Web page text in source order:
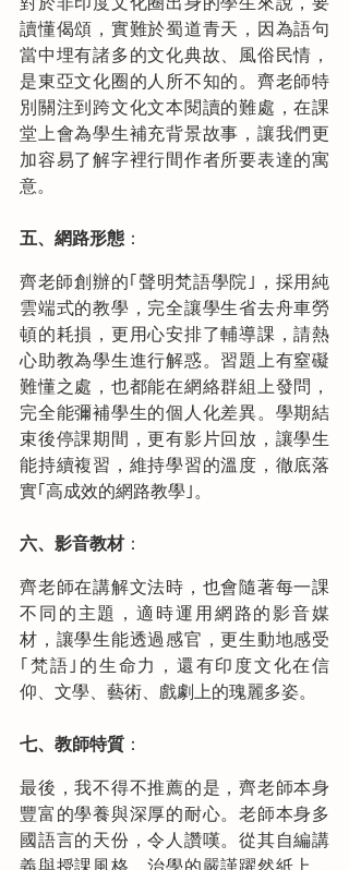
讀懂偈頌，實難於蜀道青天，因為語句
當中埋有諸多的文化典故、風俗民情，
是東亞文化圈的人所不知的。齊老師特
別關注到跨文化文本閱讀的難處，在課
堂上會為學生補充背景故事，讓我們更
加容易了解字裡行間作者所要表達的寓
意。
五、網路形態 ：
齊老師創辦的｢聲明梵語學院｣，採用純
雲端式的教學，完全讓學生省去舟車勞
頓的耗損，更用心安排了輔導課，請熱
心助教為學生進行解惑。習題上有窒礙
難懂之處，也都能在網絡群組上發問，
完全能彌補學生的個人化差異。學期結
束後停課期間，更有影片回放，讓學生
能持續複習，維持學習的溫度，徹底落
實｢高成效的網路教學｣。
六、影音教材：
齊老師在講解文法時，也會隨著每一課
不同的主題，適時運用網路的影音媒
材，讓學生能透過感官，更生動地感受
｢梵語｣的生命力，還有印度文化在信
仰、文學、藝術、戲劇上的瑰麗多姿。
七、教師特質 ：
最後，我不得不推薦的是，齊老師本身
豐富的學養與深厚的耐心。老師本身多
國語言的天份，令人讚嘆。從其自編講